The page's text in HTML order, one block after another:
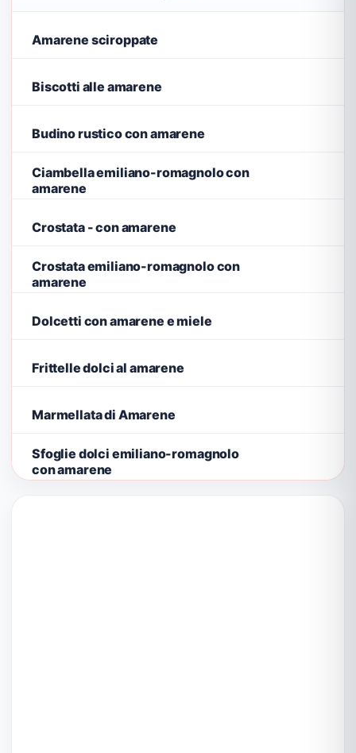
Amarene sciroppate
Biscotti alle amarene
Budino rustico con amarene
Ciambella emiliano-romagnolo con
amarene
Crostata - con amarene
Crostata emiliano-romagnolo con
amarene
Dolcetti con amarene e miele
Frittelle dolci al amarene
Marmellata di Amarene
Sfoglie dolci emiliano-romagnolo
con amarene